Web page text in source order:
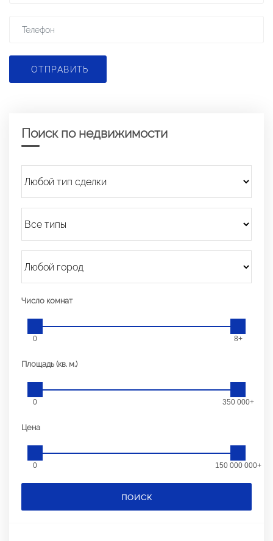
ОТПРАВИТЬ
Поиск по недвижимости
Число комнат
0 8+
Площадь (кв. м.)
0 350 000+
Цена
0 150 000 000+
ПОИСК